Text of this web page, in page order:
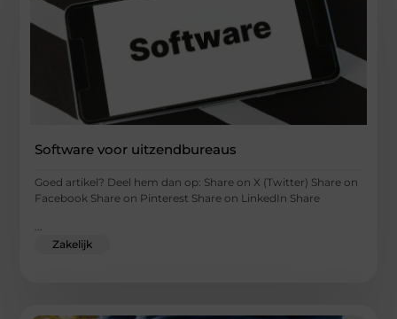
Software voor uitzendbureaus
Goed artikel? Deel hem dan op: Share on X (Twitter) Share on
Facebook Share on Pinterest Share on LinkedIn Share
Zakelijk